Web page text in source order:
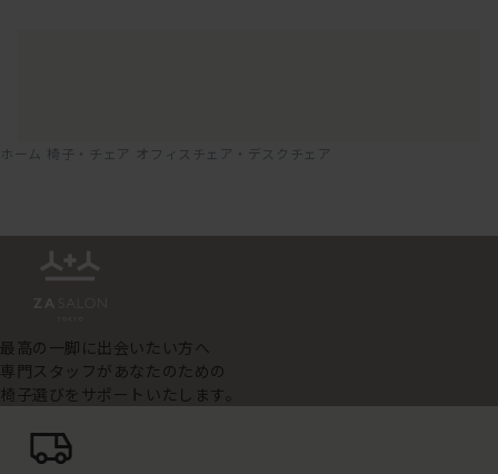
ホーム 椅子・チェア オフィスチェア・デスクチェア
最高の一脚に出会いたい方へ
専門スタッフがあなたのための
椅子選びをサポートいたします。